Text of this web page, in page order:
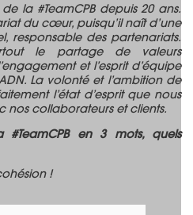
la #TeamCPB depuis 20 ans.
du cœur, puisqu’il naît d’une
responsable des partenariats.
le partage de valeurs
et l’esprit d’équipe
La volonté et l’ambition de
l’état d’esprit que nous
nos collaborateurs et clients.
en 3 mots, quels
!